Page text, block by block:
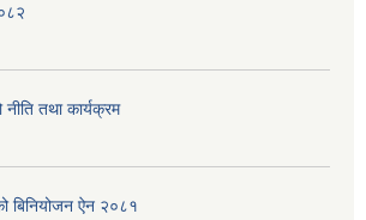
तथा कार्यक्रम
बिनियोजन ऐन २०८१